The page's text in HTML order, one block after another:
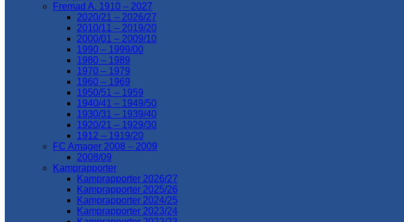
Fremad A. 1910 – 2027
2020/21 – 2026/27
2010/11 – 2019/20
2000/01 – 2009/10
1990 – 1999/00
1980 – 1989
1970 – 1979
1960 – 1969
1950/51 – 1959
1940/41 – 1949/50
1930/31 – 1939/40
1920/21 – 1929/30
1912 – 1919/20
FC Amager 2008 – 2009
2008/09
Kamprapporter
Kamprapporter 2026/27
Kamprapporter 2025/26
Kamprapporter 2024/25
Kamprapporter 2023/24